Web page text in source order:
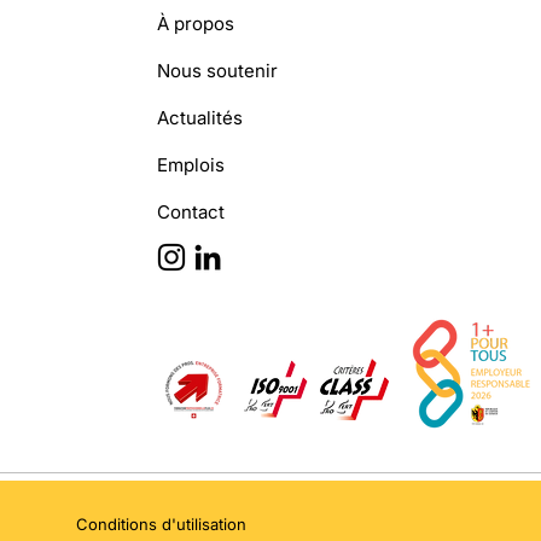
À propos
Nous soutenir
Actualités
Emplois
Contact
Conditions d'utilisation